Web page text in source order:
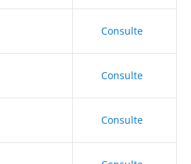
Consulte
Consulte
Consulte